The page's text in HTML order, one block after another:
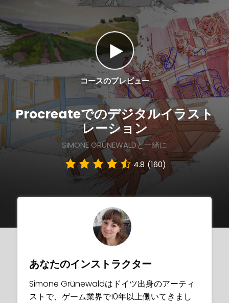
私たちについて
サインイン
日
本
語
コースのプレビュー
Procreateでのデジタルイラスト
レーション
SIMONE GRÜNEWALDと一緒に
4.8 (160)
あなたのインストラクター
Simone Grünewaldはドイツ出身のアーティ
ストで、ゲーム業界で10年以上働いてきまし